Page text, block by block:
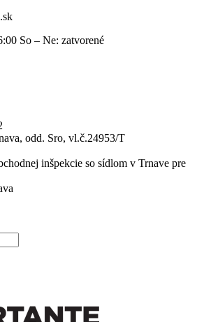
So – Ne: zatvorené
odd. Sro, vl.č.24953/T
inšpekcie so sídlom v Trnave pre